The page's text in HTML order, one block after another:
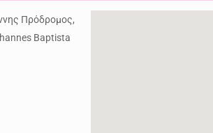
Πρόδρομος,
Baptista